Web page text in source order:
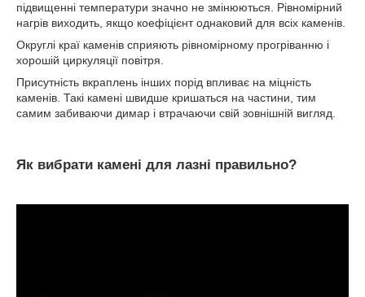
підвищенні температури значно не змінюються. Рівномірний
нагрів виходить, якщо коефіцієнт однаковий для всіх каменів.
Округлі краї каменів сприяють рівномірному прогріванню і
хорошій циркуляції повітря.
Присутність вкраплень інших порід впливає на міцність
каменів. Такі камені швидше кришаться на частини, тим
самим забиваючи димар і втрачаючи свій зовнішній вигляд.
Як вибрати камені для лазні правильно?